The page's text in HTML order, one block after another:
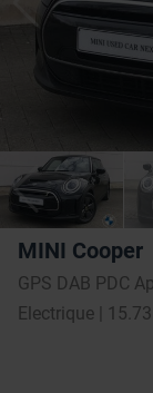
MINI Cooper
Electrique |